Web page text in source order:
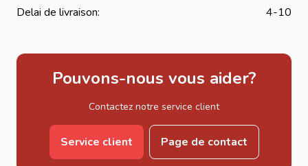
Delai de livraison:
4-10
Pouvons-nous vous aider?
Contactez notre service client
Service client Page de contact